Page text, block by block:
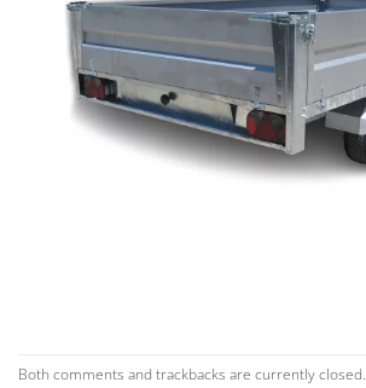
Both comments and trackbacks are currently closed.